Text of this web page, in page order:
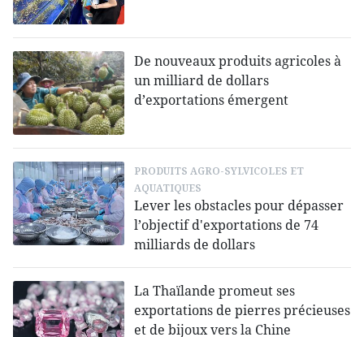
De nouveaux produits agricoles à
un milliard de dollars
d’exportations émergent
PRODUITS AGRO-SYLVICOLES ET
AQUATIQUES
Lever les obstacles pour dépasser
l’objectif d'exportations de 74
milliards de dollars
La Thaïlande promeut ses
exportations de pierres précieuses
et de bijoux vers la Chine